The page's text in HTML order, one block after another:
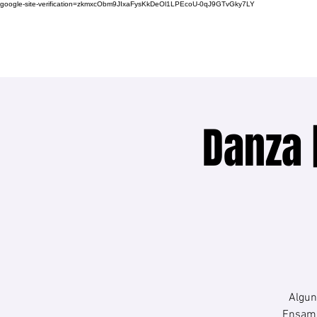
google-site-verification=zkmxcObm9JIxaFysKkDeOl1LPEcoU-0qJ9GTvGky7LY